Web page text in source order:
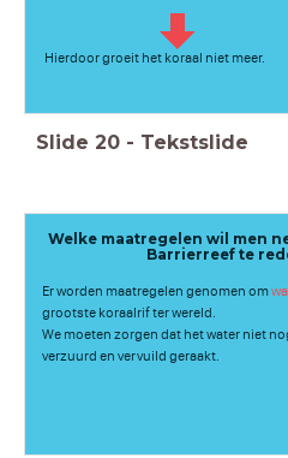
Hierdoor groeit het koraal niet meer.
Slide 20 - Tekstslide
Welke maatregelen wil men
Barrierreef te
Er worden maatregelen genomen om
grootste koraalrif ter wereld.
We moeten zorgen dat het water niet
verzuurd en vervuild geraakt.